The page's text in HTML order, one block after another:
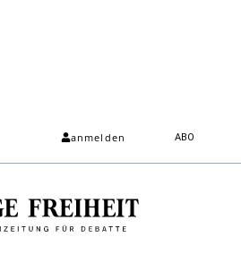
anmelden ABO